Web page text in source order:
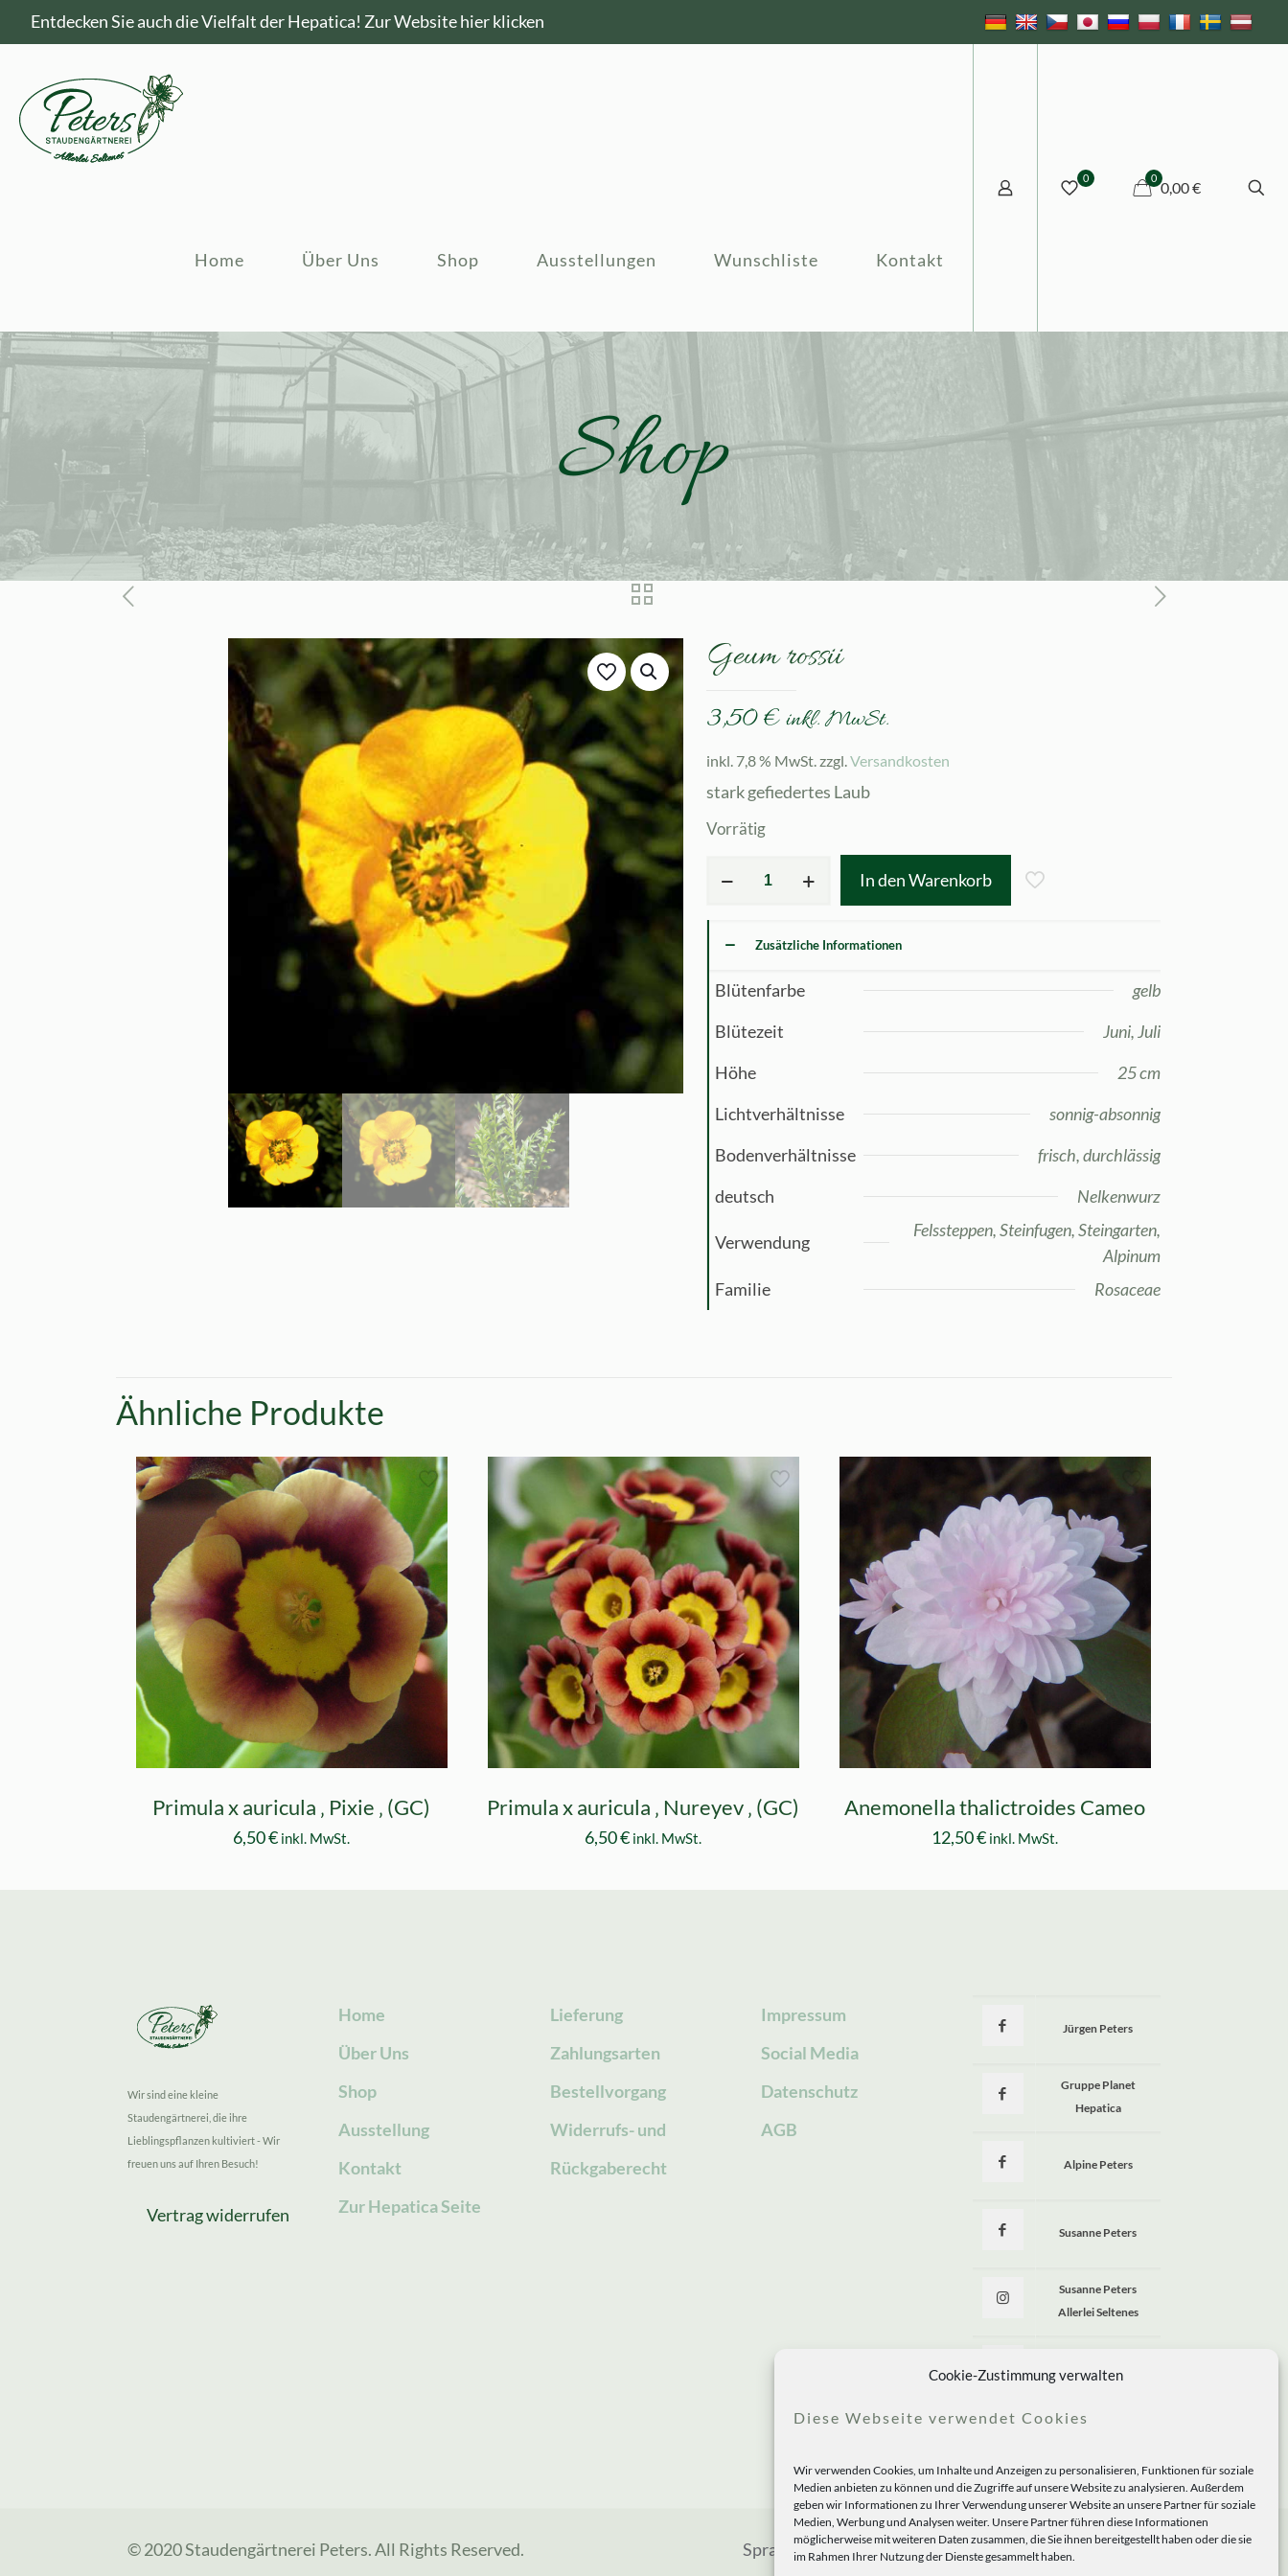
Cookie-Zustimmung verwalten
Diese Webseite verwendet Cookies
Wir verwenden Cookies, um Inhalte und Anzeigen zu personalisieren, Funktionen für soziale
Medien anbieten zu können und die Zugriffe auf unsere Website zu analysieren. Außerdem
geben wir Informationen zu Ihrer Verwendung unserer Website an unsere Partner für soziale
Medien, Werbung und Analysen weiter. Unsere Partner führen diese Informationen
möglicherweise mit weiteren Daten zusammen, die Sie ihnen bereitgestellt haben oder die sie
im Rahmen Ihrer Nutzung der Dienste gesammelt haben.
Entdecken Sie auch die Vielfalt der Hepatica! Zur Website hier klicken
Home Über Uns Shop Ausstellungen Wunschliste Kontakt
0 0
0,00 €
Shop
Geum rossii
3,50€ inkl. MwSt.
inkl. 7,8 % MwSt.zzgl.Versandkosten
stark gefiedertes Laub
Vorrätig
rossii
In den Warenkorb
Zusätzliche Informationen
Blütenfarbe
gelb
Blütezeit
Juni, Juli
Höhe
25 cm
Lichtverhältnisse
sonnig-absonnig
Bodenverhältnisse
frisch, durchlässig
deutsch
Nelkenwurz
Verwendung
Felssteppen, Steinfugen, Steingarten,
Alpinum
Familie
Rosaceae
Ähnliche Produkte
Primula x auricula ‚ Pixie ‚ (GC)
6,50€ inkl. MwSt.
Primula x auricula ‚ Nureyev ‚ (GC)
6,50€ inkl. MwSt.
Anemonella thalictroides Cameo
12,50€ inkl. MwSt.
Wir sind eine kleine
Staudengärtnerei, die ihre
Lieblingspflanzen kultiviert - Wir
freuen uns auf Ihren Besuch!
Vertrag widerrufen
Home
Über Uns
Shop
Ausstellung
Kontakt
Zur Hepatica Seite
Lieferung
Zahlungsarten
Bestellvorgang
Widerrufs- und
Rückgaberecht
Impressum
Social Media
Datenschutz
AGB
Jürgen Peters
Gruppe Planet
Hepatica
Alpine Peters
Susanne Peters
Susanne Peters
Allerlei Seltenes
Allerlei Seltenes
© 2020 Staudengärtnerei Peters. All Rights Reserved. Sprachen